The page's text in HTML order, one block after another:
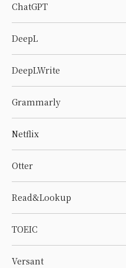
ChatGPT
DeepL
DeepLWrite
Grammarly
Netflix
Otter
Read&Lookup
TOEIC
Versant